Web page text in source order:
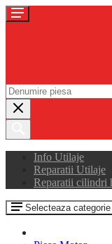
Info Utilaje
Reparatii Utilaje
Reparatii cilindri
Selecteaza categorie